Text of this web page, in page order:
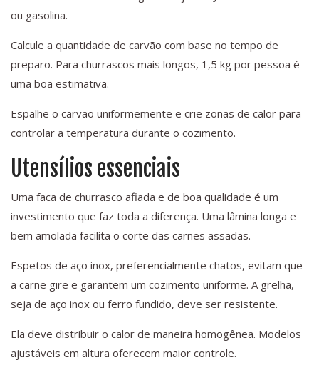
ou gasolina.
Calcule a quantidade de carvão com base no tempo de
preparo. Para churrascos mais longos, 1,5 kg por pessoa é
uma boa estimativa.
Espalhe o carvão uniformemente e crie zonas de calor para
controlar a temperatura durante o cozimento.
Utensílios essenciais
Uma faca de churrasco afiada e de boa qualidade é um
investimento que faz toda a diferença. Uma lâmina longa e
bem amolada facilita o corte das carnes assadas.
Espetos de aço inox, preferencialmente chatos, evitam que
a carne gire e garantem um cozimento uniforme. A grelha,
seja de aço inox ou ferro fundido, deve ser resistente.
Ela deve distribuir o calor de maneira homogênea. Modelos
ajustáveis em altura oferecem maior controle.